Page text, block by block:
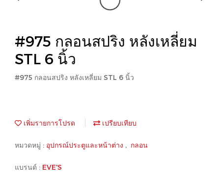
#975 กลอนสปริง หลังเหลี่ยม
STL 6 นิ้ว
#975 กลอนสปริง หลังเหลี่ยม STL 6 นิ้ว
เพิ่มรายการโปรด เปรียบเทียบ
หมวดหมู่ : อุปกรณ์ประตูและหน้าต่าง , กลอน
แบรนด์ : EVE'S